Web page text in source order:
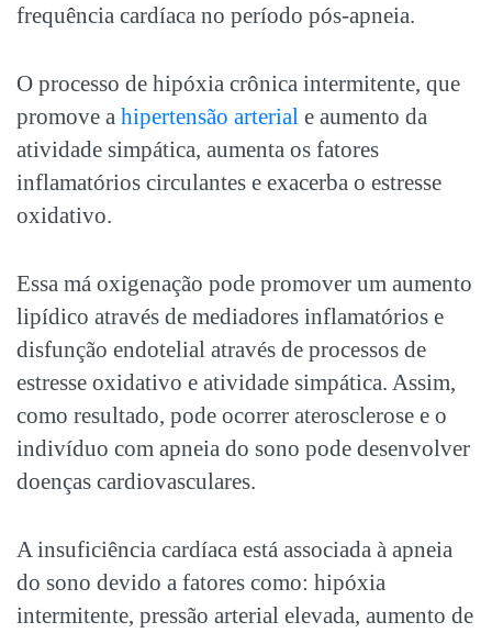
frequência cardíaca no período pós-apneia.
O processo de hipóxia crônica intermitente, que
promove a hipertensão arterial e aumento da
atividade simpática, aumenta os fatores
inflamatórios circulantes e exacerba o estresse
oxidativo.
Essa má oxigenação pode promover um aumento
lipídico através de mediadores inflamatórios e
disfunção endotelial através de processos de
estresse oxidativo e atividade simpática. Assim,
como resultado, pode ocorrer aterosclerose e o
indivíduo com apneia do sono pode desenvolver
doenças cardiovasculares.
A insuficiência cardíaca está associada à apneia
do sono devido a fatores como: hipóxia
intermitente, pressão arterial elevada, aumento de